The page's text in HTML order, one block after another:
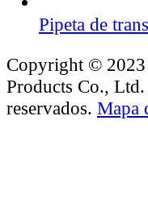
Pipeta de
Copyright © 2023
Products Co.,
reservados. Mapa